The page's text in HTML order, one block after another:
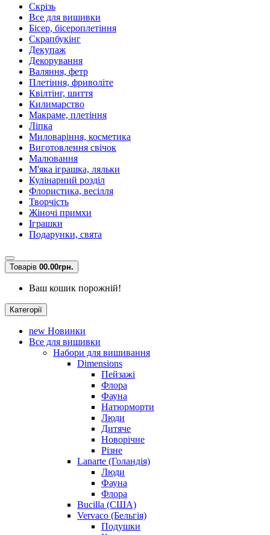
Скрізь
Все для вишивки
Бісер, бісероплетіння
Скрапбукінг
Декупаж
Декорування
Валяння, фетр
Плетіння, фриволіте
Квілтінг, шиття
Килимарство
Макраме, плетіння
Ліпка
Миловаріння, косметика
Виготовлення свічок
Малювання
М'яка іграшка, ляльки
Кулінарний розділ
Флористика, весілля
Творчість
Жіночі примхи
Іграшки
Подарунки, свята
Товарів 00.00грн.
Ваш кошик порожній!
Категорії
new Новинки
Все для вишивки
Набори для вишивання
Dimensions
Пейзажі
Флора
Фауна
Натюрморти
Люди
Дитяче
Новорічне
Різне
Lanarte (Голандія)
Люди
Фауна
Флора
Bucilla (США)
Vervaco (Бельгія)
Подушки